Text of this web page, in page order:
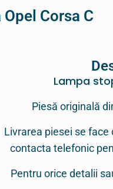
Corsa C
Lampa
Piesă originală
Livrarea piesei se
contacta telefonic
Pentru orice detalii